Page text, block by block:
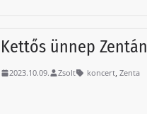
Kettős ünnep Zentán
2023.10.09. Zsolt koncert,Zenta